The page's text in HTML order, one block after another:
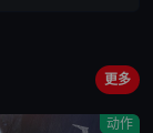
更多
动作